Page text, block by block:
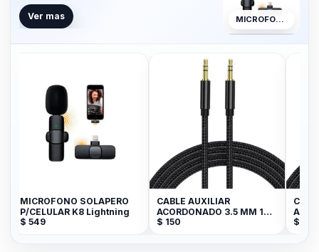
Ver mas MICROFONO SOLAPERO
MICROFONO SOLAPERO
P/CELULAR K8 Lightning
$ 549
CABLE AUXILIAR
ACORDONADO 3.5 MM 1
METRO
$ 150 $